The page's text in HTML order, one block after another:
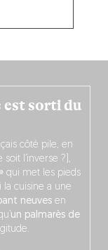
est sorti du
côté pile, en
l’inverse ?),
qui met les pieds
la cuisine a une
neuvesen
un palmarès de